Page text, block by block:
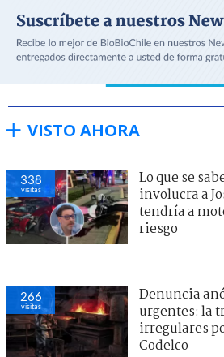
VISTO AHORA
338
visitas
Lo que se
involucra a
tendría a
riesgo
266
visitas
Denuncia
urgentes: la
irregulares
Codelco